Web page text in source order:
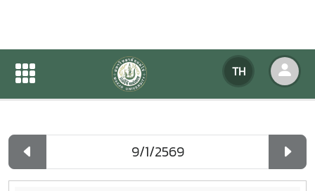
TH
ปฏิทินกิจกรรมของหน่วยงาน
ปฏิทินกิจกรรมของหน่วยงาน